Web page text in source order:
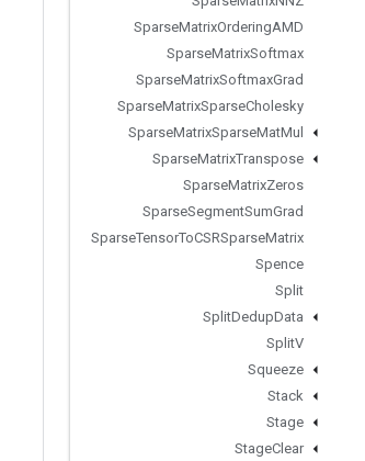
SparseMatrixOrderingAMD
SparseMatrixSoftmax
SparseMatrixSoftmaxGrad
SparseMatrixSparseCholesky
SparseMatrixSparseMatMul
SparseMatrixTranspose
SparseMatrixZeros
SparseSegmentSumGrad
SparseTensorToCSRSparseMatrix
Spence
Split
SplitDedupData
SplitV
Squeeze
Stack
Stage
StageClear